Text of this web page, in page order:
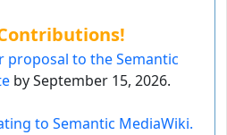
proposal to the Semantic
by September 15, 2026.
to Semantic MediaWiki.